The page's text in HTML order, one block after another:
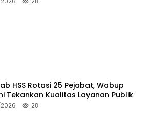
HSS Rotasi 25 Pejabat, Wabup
Tekankan Kualitas Layanan Publik
28